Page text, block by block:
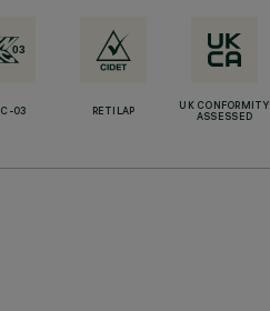
03 RETILAP
UK CONFORMITY
ASSESSED